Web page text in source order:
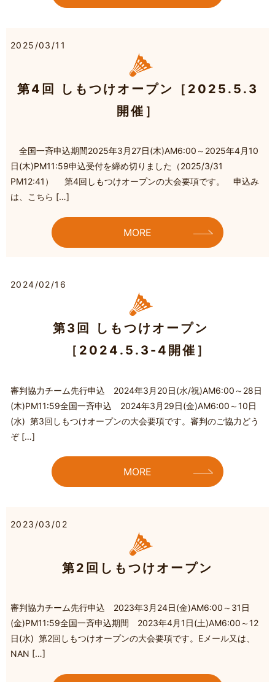
2025/03/11
第4回 しもつけオープン［2025.5.3
開催］
全国一斉申込期間2025年3月27日(木)AM6:00～2025年4月10
日(木)PM11:59申込受付を締め切りました（2025/3/31
PM12:41） 第4回しもつけオープンの大会要項です。 申込み
は、こちら […]
MORE
2024/02/16
第3回 しもつけオープン
［2024.5.3-4開催］
審判協力チーム先行申込 2024年3月20日(水/祝)AM6:00～28日
(木)PM11:59全国一斉申込 2024年3月29日(金)AM6:00～10日
(水) 第3回しもつけオープンの大会要項です。審判のご協力どう
ぞ […]
MORE
2023/03/02
第2回しもつけオープン
審判協力チーム先行申込 2023年3月24日(金)AM6:00～31日
(金)PM11:59全国一斉申込期間 2023年4月1日(土)AM6:00～12
日(水) 第2回しもつけオープンの大会要項です。Eメール又は、
NAN […]